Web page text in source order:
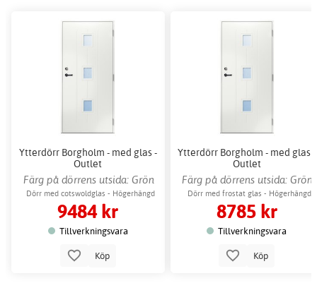
Ytterdörr Borgholm - med glas -
Outlet
Färg på dörrens utsida: Grön
Dörr med cotswoldglas - Högerhängd
9484 kr
Tillverkningsvara
Köp
Ytterdörr Borgholm - med glas -
Outlet
Färg på dörrens utsida: Grön
Dörr med frostat glas - Högerhängd
8785 kr
Tillverkningsvara
Köp